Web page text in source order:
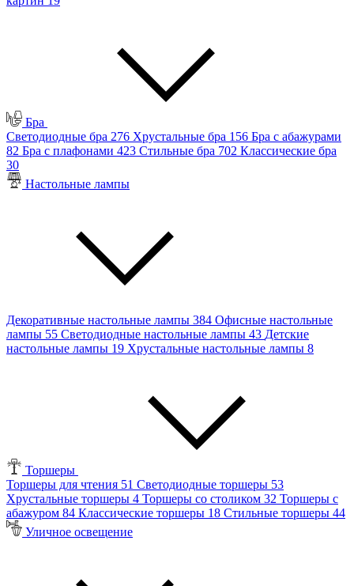
Бра
Светодиодные бра 276 Хрустальные бра 156 Бра с абажурами
82 Бра с плафонами 423 Стильные бра 702 Классические бра
30
Настольные лампы
Декоративные настольные лампы 384 Офисные настольные
лампы 55 Светодиодные настольные лампы 43 Детские
настольные лампы 19 Хрустальные настольные лампы 8
Торшеры
Торшеры для чтения 51 Светодиодные торшеры 53
Хрустальные торшеры 4 Торшеры со столиком 32 Торшеры с
абажуром 84 Классические торшеры 18 Стильные торшеры 44
Уличное освещение